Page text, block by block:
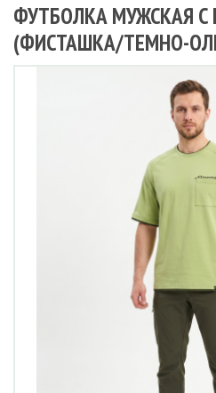
ФУТБОЛКА МУЖСКАЯ
(ФИСТАШКА/ТЕМНО-